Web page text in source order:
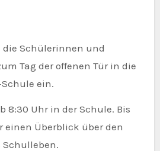
Tag der offenen Tür in die
ein.
8:30 Uhr in der Schule. Bis
einen Überblick über den